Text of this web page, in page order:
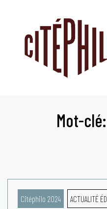
Mot-
Citéphilo 2024 ACTUALITÉ